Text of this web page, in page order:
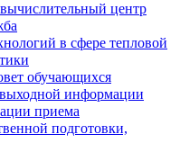
центр
в сфере тепловой
обучающихся
информации
приема
подготовки,